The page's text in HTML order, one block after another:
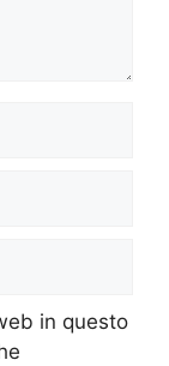
in questo